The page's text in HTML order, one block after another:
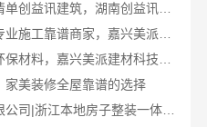
家美装修全屋靠谱的选择
浙江乐享新材料有限公司|浙江本地房子整装一体化服务施工案例